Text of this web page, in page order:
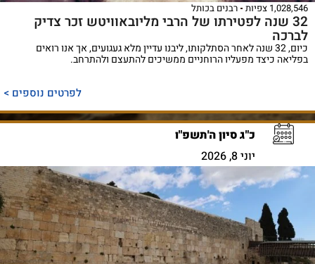
1,028,546 צפיות רבנים בכותל
32 שנה לפטירתו של הרבי מליובאוויטש זכר צדיק
לברכה
כיום, 32 שנה לאחר הסתלקותו, ליבנו עדיין מלא געגועים, אך אנו רואים
בפליאה כיצד מפעליו הרוחניים ממשיכים להתעצם ולהתרחב.
לפרטים נוספים >
כ"ג סיון ה'תשפ"ו
יוני 8, 2026